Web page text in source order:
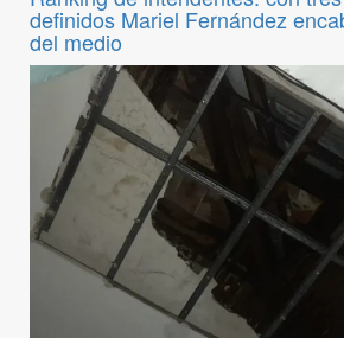
definidos Mariel Fernández
del medio